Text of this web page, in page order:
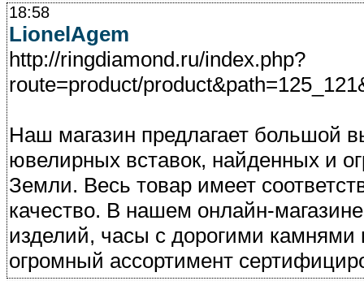
18:58
LionelAgem
http://ringdiamond.ru/index.php?
route=product/
Наш магазин предлагает большой
ювелирных вставок, найденных и
Земли. Весь товар имеет
качество. В нашем онлайн-
изделий, часы с дорогими камнями
огромный ассортимент